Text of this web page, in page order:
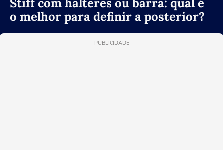
Stiff com halteres ou barra: qual é
o melhor para definir a posterior?
PUBLICIDADE